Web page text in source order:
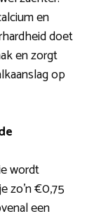
en
doet
en zorgt
op
wordt
zo’n €0,75
een